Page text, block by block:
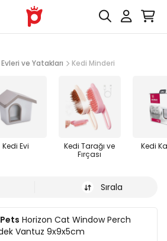
ve Yatakları Kedi Minderi
Kedi Evi
Kedi Tarağı ve
Fırçası
Kedi
Sırala
Horizon Cat Window Perch
Vantuz 9x9x5cm